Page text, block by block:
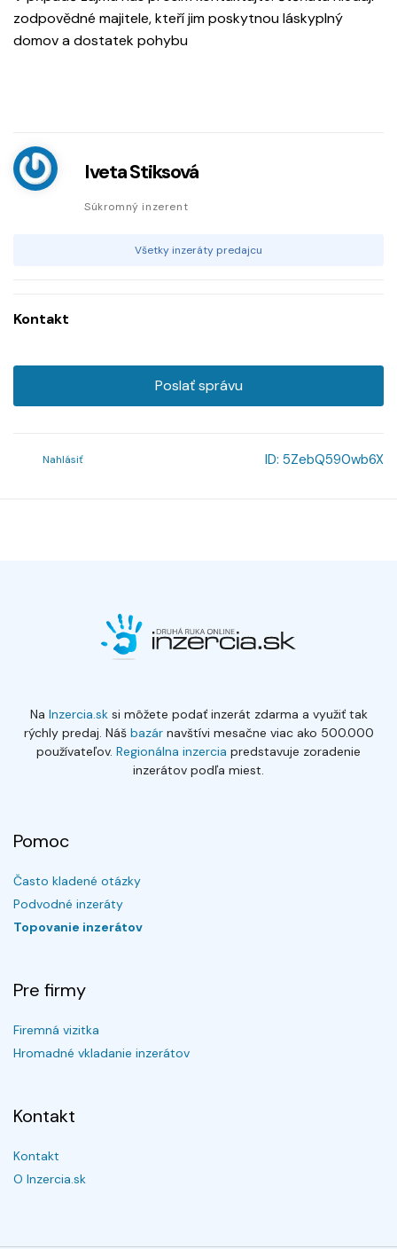
zodpovědné majitele, kteří jim poskytnou láskyplný
domov a dostatek pohybu
Iveta Stiksová
Súkromný inzerent
Všetky inzeráty predajcu
Kontakt
Poslať správu
Nahlásiť ID: 5ZebQ590wb6X
Na Inzercia.sksi môžete podať inzerát zdarma a využiť tak
rýchly predaj. Náš bazárnavštívi mesačne viac ako 500.000
používateľov. Regionálna inzercia predstavuje zoradenie
inzerátov podľa miest.
Pomoc
Často kladené otázky
Podvodné inzeráty
Topovanie inzerátov
Pre firmy
Firemná vizitka
Hromadné vkladanie inzerátov
Kontakt
Kontakt
O Inzercia.sk